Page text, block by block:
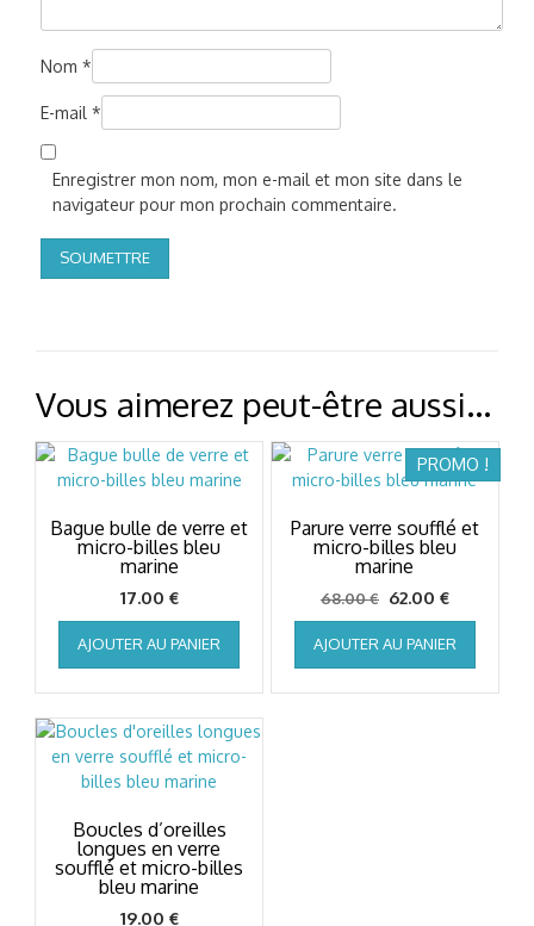
Nom *
E-mail *
Enregistrer mon nom, mon e-mail et mon site dans le
navigateur pour mon prochain commentaire.
Vous aimerez peut-être aussi…
Bague bulle de verre et
micro-billes bleu
marine
17.00 €
AJOUTER AU PANIER
PROMO !
Parure verre soufflé et
micro-billes bleu
marine
68.00€ Le
prix
initial
était :
62.00 €Le
prix
actuel
est :
AJOUTER AU PANIER
Boucles d’oreilles
longues en verre
soufflé et micro-billes
bleu marine
19.00 €